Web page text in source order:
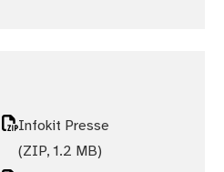
Infokit Presse
(ZIP, 1.2 MB)